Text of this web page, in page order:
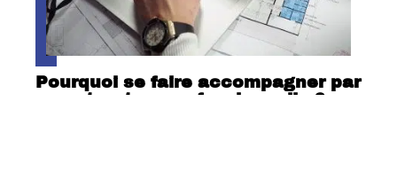
Pourquoi se faire accompagner par
une structure professionnelle ?